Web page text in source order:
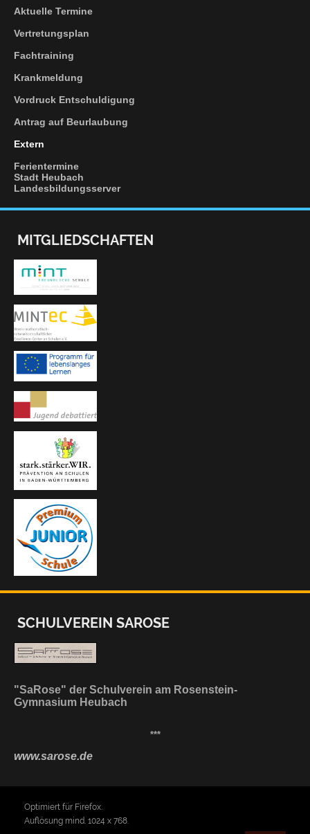
Aktuelle Termine
Vertretungsplan
Fachtraining
Krankmeldung
Vordruck Entschuldigung
Antrag auf Beurlaubung
Extern
Ferientermine
Stadt Heubach
Landesbildungsserver
MITGLIEDSCHAFTEN
SCHULVEREIN SAROSE
"SaRose" der Schulverein am Rosenstein-
Gymnasium Heubach
***
www.sarose.de
Optimiert für Firefox.
Auflösung mind. 1024 x 768.